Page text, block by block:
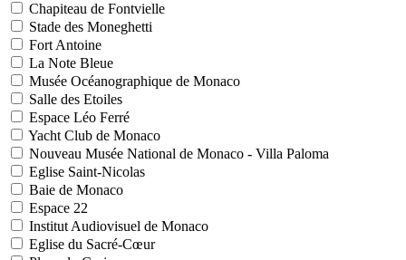
Chapiteau de Fontvielle
Stade des Moneghetti
Fort Antoine
La Note Bleue
Musée Océanographique de Monaco
Salle des Etoiles
Espace Léo Ferré
Yacht Club de Monaco
Nouveau Musée National de Monaco - Villa Paloma
Eglise Saint-Nicolas
Baie de Monaco
Espace 22
Institut Audiovisuel de Monaco
Eglise du Sacré-Cœur